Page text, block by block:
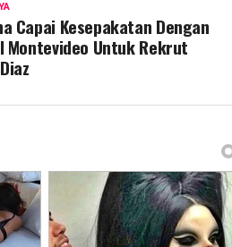
Capai Kesepakatan Dengan
Montevideo Untuk Rekrut